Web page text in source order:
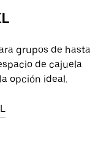
grupos de hasta
de cajuela
opción ideal.